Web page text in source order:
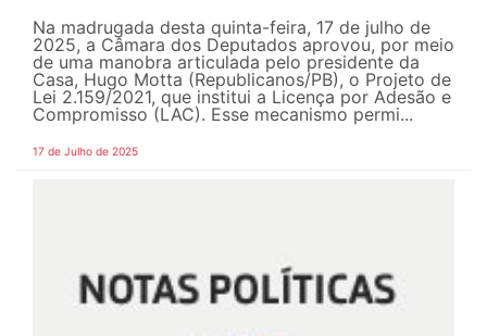
Na madrugada desta quinta-feira, 17 de julho de
2025, a Câmara dos Deputados aprovou, por meio
de uma manobra articulada pelo presidente da
Casa, Hugo Motta (Republicanos/PB), o Projeto de
Lei 2.159/2021, que institui a Licença por Adesão e
Compromisso (LAC). Esse mecanismo permi...
17 de Julho de 2025